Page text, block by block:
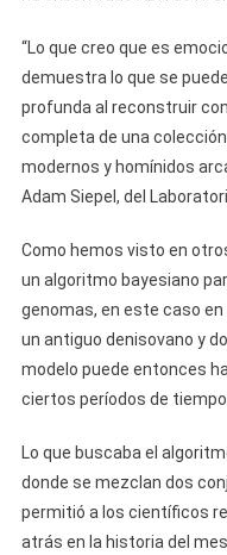
“Lo que creo que es
demuestra lo que se
profunda al reconstruir
completa de una
modernos y homínidos
Adam Siepel, del
Como hemos visto en
un algoritmo bayesiano
genomas, en este caso
un antiguo denisovano y
modelo puede entonces
ciertos períodos de tiempo.
Lo que buscaba el
donde se mezclan dos
permitió a los científicos
atrás en la historia del